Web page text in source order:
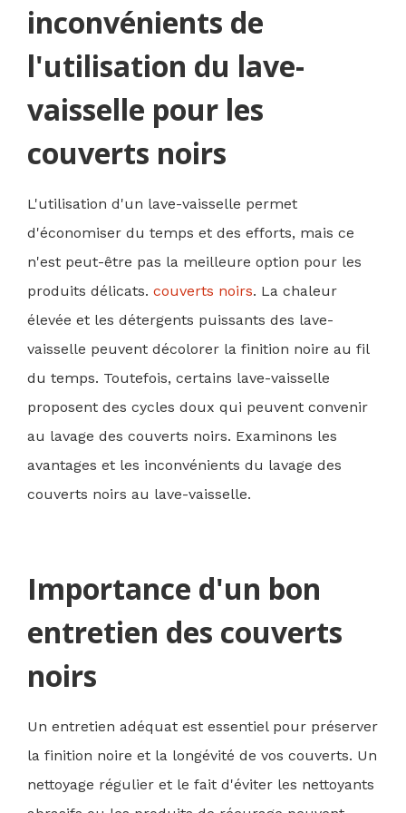
inconvénients de
l'utilisation du lave-
vaisselle pour les
couverts noirs
L'utilisation d'un lave-vaisselle permet
d'économiser du temps et des efforts, mais ce
n'est peut-être pas la meilleure option pour les
produits délicats. couverts noirs. La chaleur
élevée et les détergents puissants des lave-
vaisselle peuvent décolorer la finition noire au fil
du temps. Toutefois, certains lave-vaisselle
proposent des cycles doux qui peuvent convenir
au lavage des couverts noirs. Examinons les
avantages et les inconvénients du lavage des
couverts noirs au lave-vaisselle.
Importance d'un bon
entretien des couverts
noirs
Un entretien adéquat est essentiel pour préserver
la finition noire et la longévité de vos couverts. Un
nettoyage régulier et le fait d'éviter les nettoyants